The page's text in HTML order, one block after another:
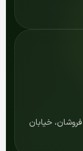
خیابان